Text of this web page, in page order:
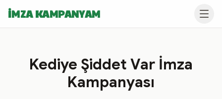
İMZA KAMPANYAM
Kediye Şiddet Var İmza
Kampanyası